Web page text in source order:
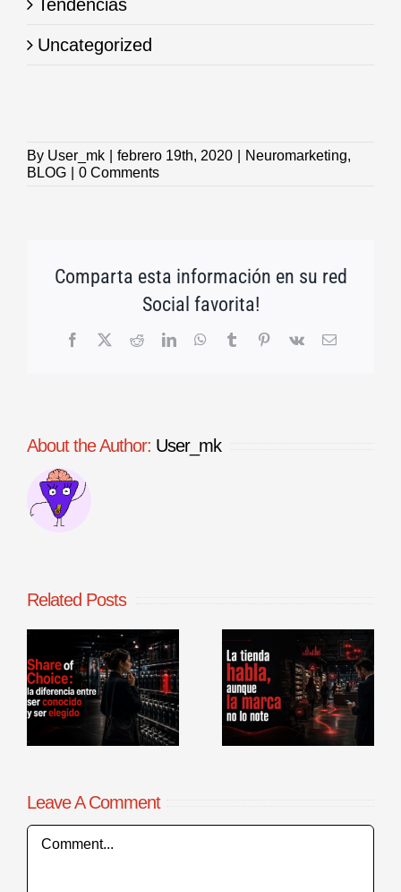
Tendencias
Uncategorized
By User_mk febrero 19th, 2020 Neuromarketing,
BLOG
0 Comments
Comparta esta información en su red
Social favorita!
Facebook
X RedditLinkedInWhatsApp
TumblrPinterest
Vk Email
About the Author: User_mk
Related Posts
La tienda
habla, aunque
la marca no lo
note
Benchmarking
de procesos
comerciales en
punto de venta
Leave A Comment
Comment